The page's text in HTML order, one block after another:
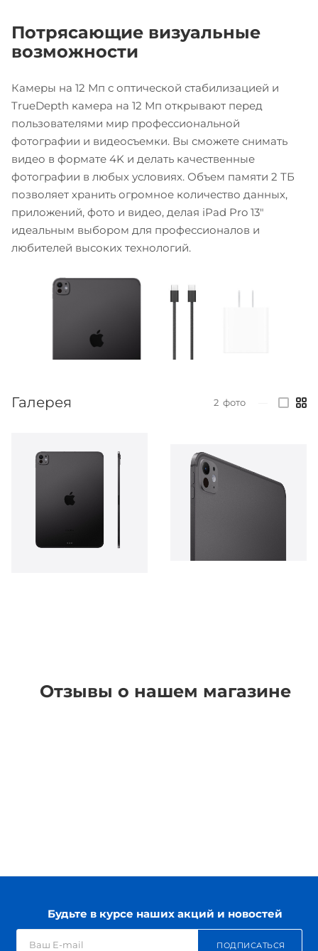
Потрясающие визуальные
возможности
Камеры на 12 Мп с оптической стабилизацией и
TrueDepth камера на 12 Мп открывают перед
пользователями мир профессиональной
фотографии и видеосъемки. Вы сможете снимать
видео в формате 4K и делать качественные
фотографии в любых условиях. Объем памяти 2 ТБ
позволяет хранить огромное количество данных,
приложений, фото и видео, делая iPad Pro 13"
идеальным выбором для профессионалов и
любителей высоких технологий.
Галерея 2 фото
Отзывы о нашем магазине
Будьте в курсе наших акций и новостей
ПОДПИСАТЬСЯ